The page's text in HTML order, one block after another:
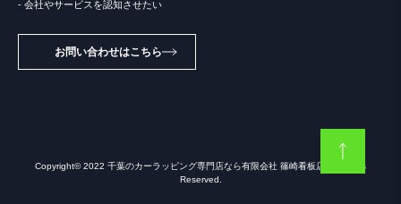
- 会社やサービスを認知させたい
お問い合わせはこちら
Copyright© 2022 千葉のカーラッピング専門店なら有限会社 篠崎看板店
All Rights
Reserved.